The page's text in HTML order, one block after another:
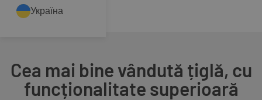
Cea mai bine vândută țiglă, cu
funcționalitate superioară
Україна